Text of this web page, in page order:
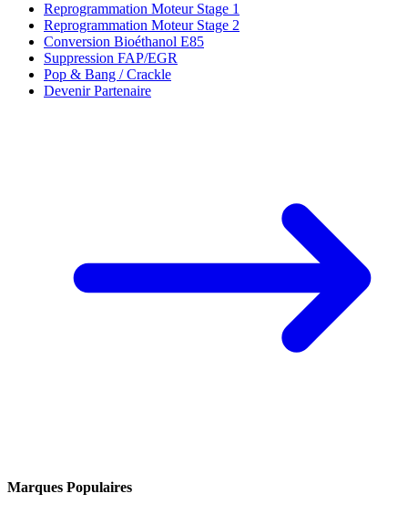
Reprogrammation Moteur Stage 1
Reprogrammation Moteur Stage 2
Conversion Bioéthanol E85
Suppression FAP/EGR
Pop & Bang / Crackle
Devenir Partenaire
Marques Populaires